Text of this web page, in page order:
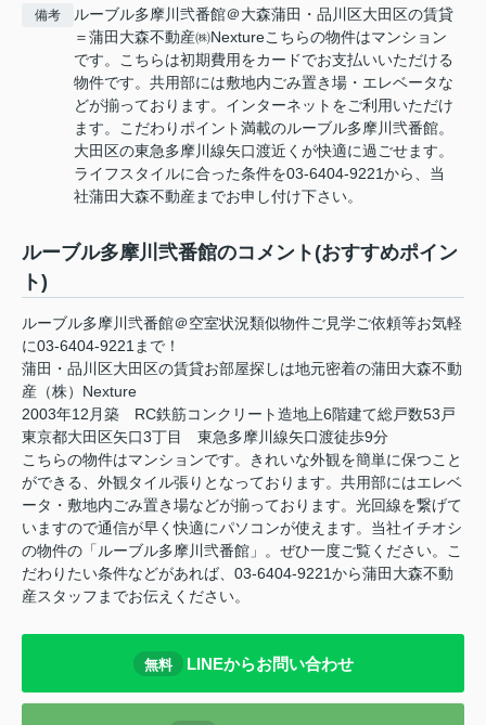
備考
ルーブル多摩川弐番館＠大森蒲田・品川区大田区の賃貸
＝蒲田大森不動産㈱Nextureこちらの物件はマンション
です。こちらは初期費用をカードでお支払いいただける
物件です。共用部には敷地内ごみ置き場・エレベータな
どが揃っております。インターネットをご利用いただけ
ます。こだわりポイント満載のルーブル多摩川弐番館。
大田区の東急多摩川線矢口渡近くが快適に過ごせます。
ライフスタイルに合った条件を03-6404-9221から、当
社蒲田大森不動産までお申し付け下さい。
ルーブル多摩川弐番館のコメント(おすすめポイン
ト)
ルーブル多摩川弐番館＠空室状況類似物件ご見学ご依頼等お気軽
に03-6404-9221まで！
蒲田・品川区大田区の賃貸お部屋探しは地元密着の蒲田大森不動
産（株）Nexture
2003年12月築 RC鉄筋コンクリート造地上6階建て総戸数53戸
東京都大田区矢口3丁目 東急多摩川線矢口渡徒歩9分
こちらの物件はマンションです。きれいな外観を簡単に保つこと
ができる、外観タイル張りとなっております。共用部にはエレベ
ータ・敷地内ごみ置き場などが揃っております。光回線を繋げて
いますので通信が早く快適にパソコンが使えます。当社イチオシ
の物件の「ルーブル多摩川弐番館」。ぜひ一度ご覧ください。こ
だわりたい条件などがあれば、03-6404-9221から蒲田大森不動
産スタッフまでお伝えください。
無料 LINEからお問い合わせ